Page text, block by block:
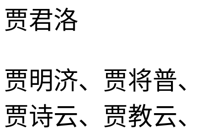
贾君洛
贾明济、贾将普、
贾诗云、贾教云、